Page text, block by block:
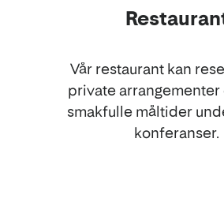
Vår restaurant kan
private arrangementer
smakfulle måltider
konferanser.